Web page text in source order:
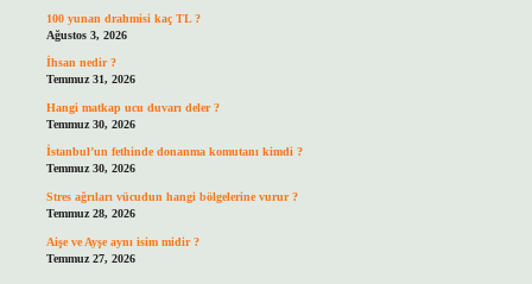
100 yunan drahmisi kaç TL ?
Ağustos 3, 2026
İhsan nedir ?
Temmuz 31, 2026
Hangi matkap ucu duvarı deler ?
Temmuz 30, 2026
İstanbul’un fethinde donanma komutanı kimdi ?
Temmuz 30, 2026
Stres ağrıları vücudun hangi bölgelerine vurur ?
Temmuz 28, 2026
Aişe ve Ayşe aynı isim midir ?
Temmuz 27, 2026